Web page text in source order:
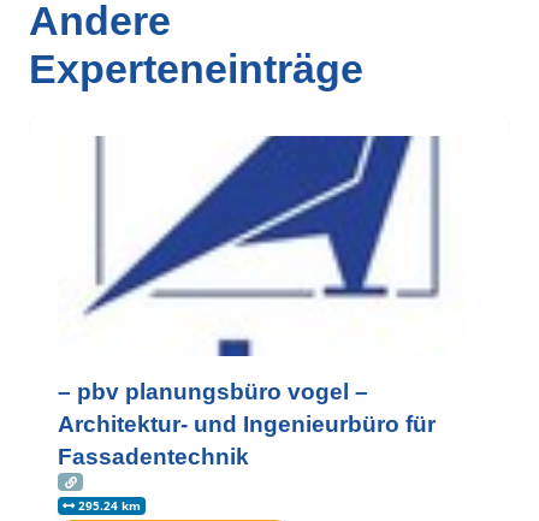
Andere
Experteneinträge
– pbv planungsbüro vogel –
Architektur- und Ingenieurbüro für
Fassadentechnik
295.24 km